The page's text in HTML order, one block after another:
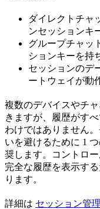
ダイレクトチャ
ンセッションキ
グループチャッ
ションキーを持
セッションのデ
ートウェイが動
複数のデバイスやチ
きますが、履歴がす
わけではありません
いを避けるために 1
奨します。コントロ
完全な履歴を表示す
ります。
詳細は セッション管理